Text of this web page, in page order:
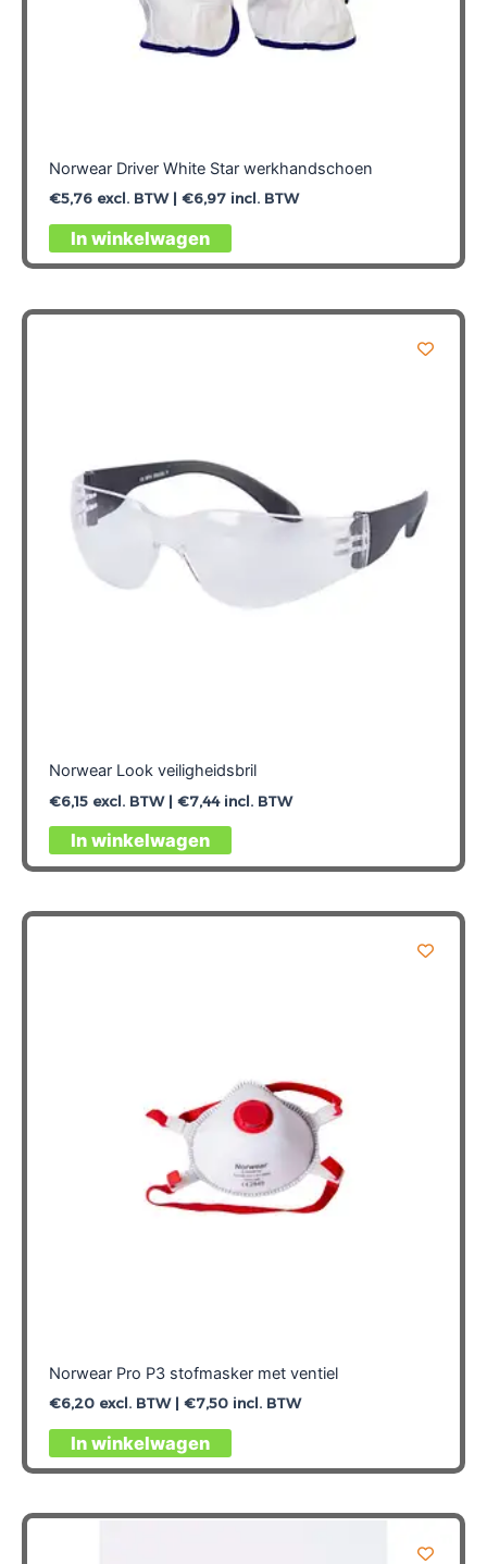
Norwear Driver White Star werkhandschoen
€5,76excl. BTW | €6,97incl. BTW
In winkelwagen
Dit
product
meerdere
worden
op
de
productpagina
Norwear Look veiligheidsbril
€6,15excl. BTW | €7,44incl. BTW
In winkelwagen
Norwear Pro P3 stofmasker met ventiel
€6,20excl. BTW | €7,50incl. BTW
In winkelwagen